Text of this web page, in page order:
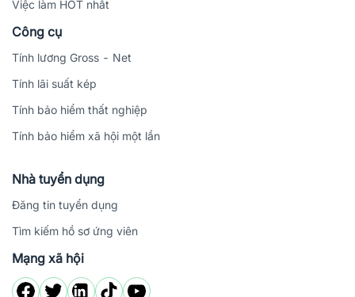
Việc làm HOT nhất
Công cụ
Tính lương Gross - Net
Tính lãi suất kép
Tính bảo hiểm thất nghiệp
Tính bảo hiểm xã hội một lần
Nhà tuyển dụng
Đăng tin tuyển dụng
Tìm kiếm hồ sơ ứng viên
Mạng xã hội